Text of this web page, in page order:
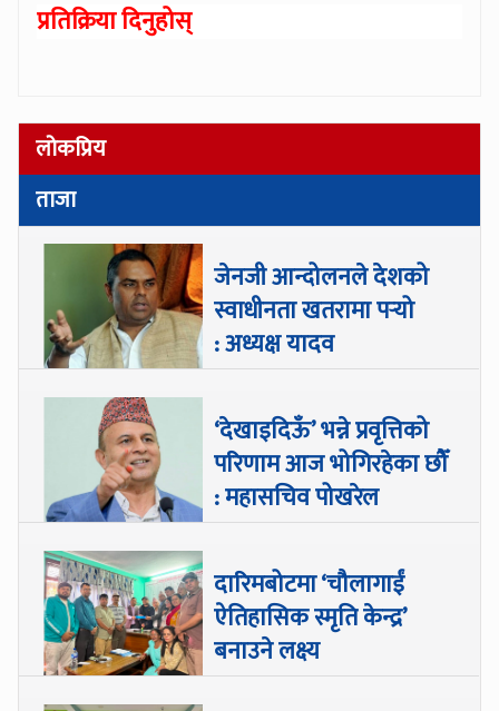
प्रतिक्रिया दिनुहोस्
लोकप्रिय
ताजा
जेनजी आन्दोलनले देशको
स्वाधीनता खतरामा पर्‍यो
: अध्यक्ष यादव
‘देखाइदिऊँ’ भन्ने प्रवृत्तिको
परिणाम आज भोगिरहेका छौँ
: महासचिव पोखरेल
दारिमबोटमा ‘चौलागाईं
ऐतिहासिक स्मृति केन्द्र’
बनाउने लक्ष्य